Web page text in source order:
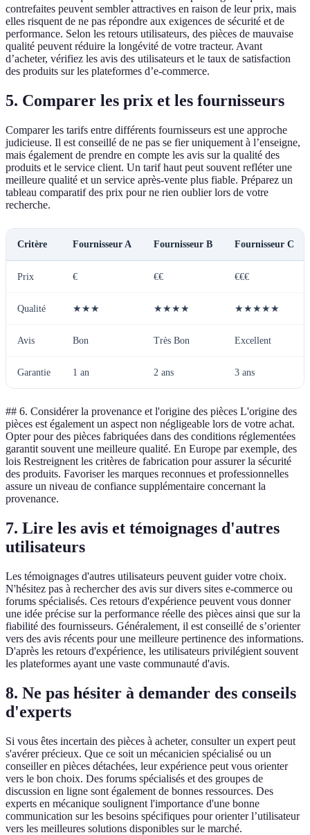
contrefaites peuvent sembler attractives en raison de leur prix, mais
elles risquent de ne pas répondre aux exigences de sécurité et de
performance. Selon les retours utilisateurs, des pièces de mauvaise
qualité peuvent réduire la longévité de votre tracteur. Avant
d’acheter, vérifiez les avis des utilisateurs et le taux de satisfaction
des produits sur les plateformes d’e-commerce.
5. Comparer les prix et les fournisseurs
Comparer les tarifs entre différents fournisseurs est une approche
judicieuse. Il est conseillé de ne pas se fier uniquement à l’enseigne,
mais également de prendre en compte les avis sur la qualité des
produits et le service client. Un tarif haut peut souvent refléter une
meilleure qualité et un service après-vente plus fiable. Préparez un
tableau comparatif des prix pour ne rien oublier lors de votre
recherche.
Critère Fournisseur A Fournisseur B Fournisseur C
Prix € €€ €€€
Qualité ★★★ ★★★★ ★★★★★
Avis Bon Très Bon Excellent
Garantie 1 an 2 ans 3 ans
## 6. Considérer la provenance et l'origine des pièces L'origine des
pièces est également un aspect non négligeable lors de votre achat.
Opter pour des pièces fabriquées dans des conditions réglementées
garantit souvent une meilleure qualité. En Europe par exemple, des
lois Restreignent les critères de fabrication pour assurer la sécurité
des produits. Favoriser les marques reconnues et professionnelles
assure un niveau de confiance supplémentaire concernant la
provenance.
7. Lire les avis et témoignages d'autres
utilisateurs
Les témoignages d'autres utilisateurs peuvent guider votre choix.
N'hésitez pas à rechercher des avis sur divers sites e-commerce ou
forums spécialisés. Ces retours d'expérience peuvent vous donner
une idée précise sur la performance réelle des pièces ainsi que sur la
fiabilité des fournisseurs. Généralement, il est conseillé de s’orienter
vers des avis récents pour une meilleure pertinence des informations.
D'après les retours d'expérience, les utilisateurs privilégient souvent
les plateformes ayant une vaste communauté d'avis.
8. Ne pas hésiter à demander des conseils
d'experts
Si vous êtes incertain des pièces à acheter, consulter un expert peut
s'avérer précieux. Que ce soit un mécanicien spécialisé ou un
conseiller en pièces détachées, leur expérience peut vous orienter
vers le bon choix. Des forums spécialisés et des groupes de
discussion en ligne sont également de bonnes ressources. Des
experts en mécanique soulignent l'importance d'une bonne
communication sur les besoins spécifiques pour orienter l’utilisateur
vers les meilleures solutions disponibles sur le marché.